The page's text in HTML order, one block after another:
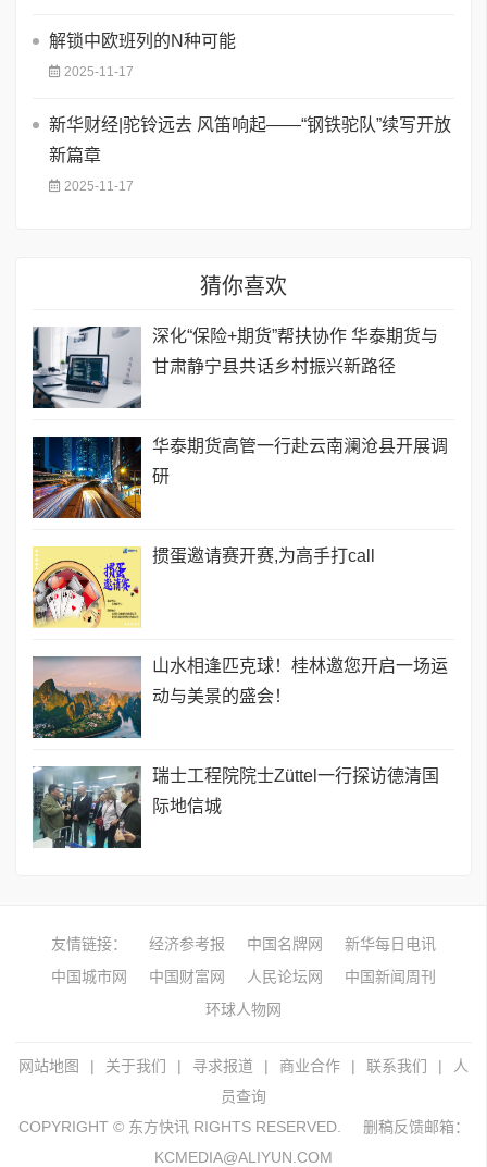
解锁中欧班列的N种可能
2025-11-17
新华财经|驼铃远去 风笛响起——“钢铁驼队”续写开放
新篇章
2025-11-17
猜你喜欢
深化“保险+期货”帮扶协作 华泰期货与
甘肃静宁县共话乡村振兴新路径
华泰期货高管一行赴云南澜沧县开展调
研
掼蛋邀请赛开赛,为高手打call
山水相逢匹克球！桂林邀您开启一场运
动与美景的盛会！
瑞士工程院院士Züttel一行探访德清国
际地信城
友情链接： 经济参考报 中国名牌网
新华每日电讯
中国城市网
中国财富网 人民论坛网
中国新闻周刊
环球人物网
网站地图 | 关于我们 | 寻求报道 | 商业合作 | 联系我们 |
人
员查询
COPYRIGHT © 东方快讯 RIGHTS RESERVED.
删稿反馈邮箱：
KCMEDIA@ALIYUN.COM